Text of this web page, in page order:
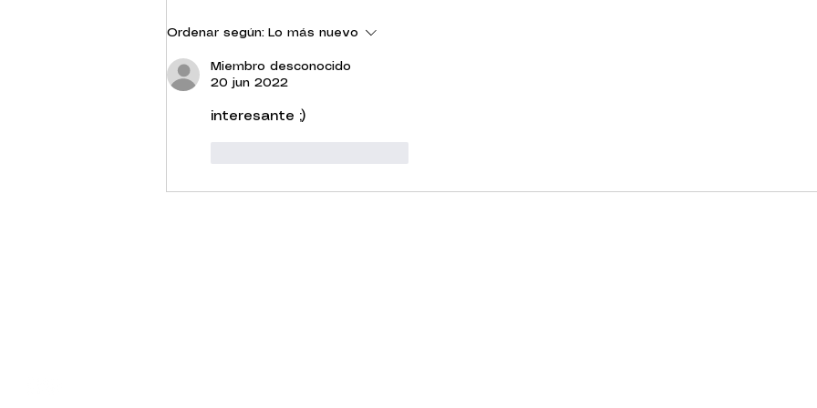
Ordenar según: Lo más nuevo
Miembro desconocido
20 jun 2022
interesante ;)